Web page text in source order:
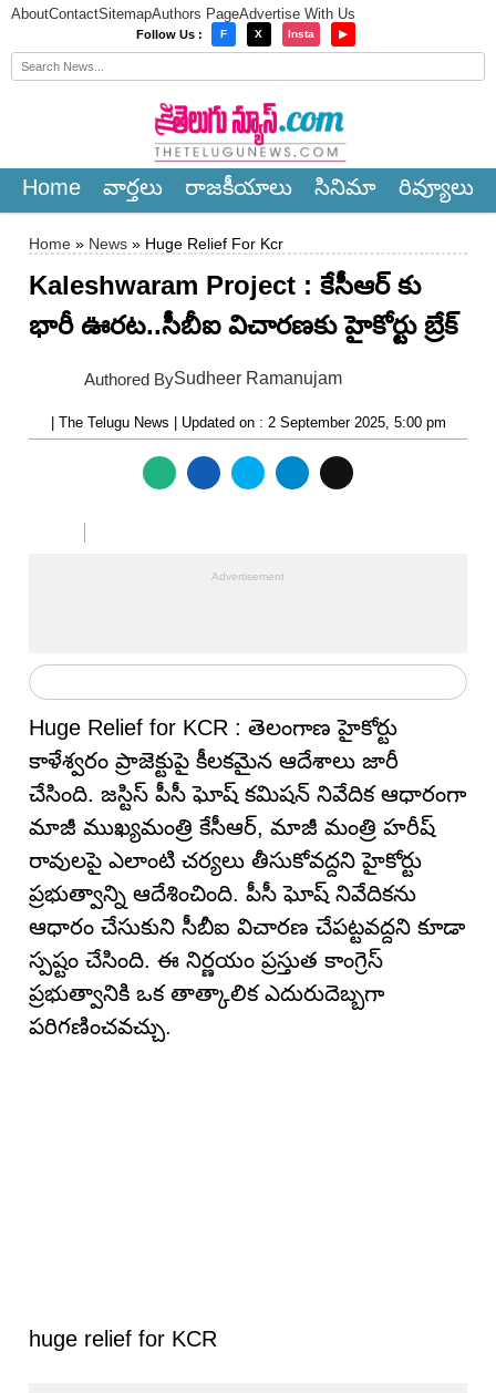
AboutContactSitemapAuthors PageAdvertise With Us
Follow Us : F X Insta ▶
Home వార్త‌లు రాజ‌కీయాలు సినిమా రివ్యూలు
Home » News » Huge Relief For Kcr
Kaleshwaram Project : కేసీఆర్ కు
భారీ ఊరట..సీబీఐ విచారణకు హైకోర్టు బ్రేక్
Authored BySudheer Ramanujam
| The Telugu News | Updated on : 2 September 2025, 5:00 pm
Huge Relief for KCR : తెలంగాణ హైకోర్టు
కాళేశ్వరం ప్రాజెక్టుపై కీలకమైన ఆదేశాలు జారీ
చేసింది. జస్టిస్ పీసీ ఘోష్ కమిషన్ నివేదిక ఆధారంగా
మాజీ ముఖ్యమంత్రి కేసీఆర్, మాజీ మంత్రి హరీష్
రావులపై ఎలాంటి చర్యలు తీసుకోవద్దని హైకోర్టు
ప్రభుత్వాన్ని ఆదేశించింది. పీసీ ఘోష్ నివేదికను
ఆధారం చేసుకుని సీబీఐ విచారణ చేపట్టవద్దని కూడా
స్పష్టం చేసింది. ఈ నిర్ణయం ప్రస్తుత కాంగ్రెస్
ప్రభుత్వానికి ఒక తాత్కాలిక ఎదురుదెబ్బగా
పరిగణించవచ్చు.
huge relief for KCR